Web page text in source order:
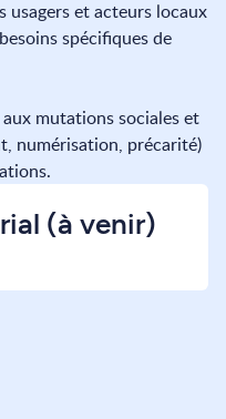
usagers et acteurs locaux
spécifiques de
mutations sociales et
numérisation, précarité)
(à venir)